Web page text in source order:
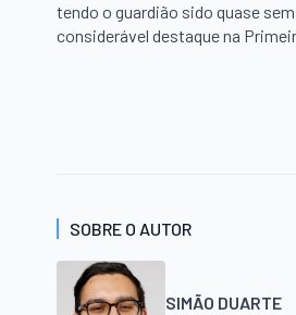
tendo o guardião sido quase
considerável destaque na
SOBRE O AUTOR
SIMÃO DUARTE